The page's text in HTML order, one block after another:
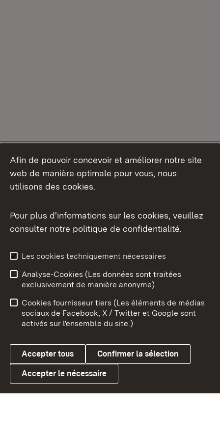
Aperçu des thèmes
Link zum Landesportal
Conseils d'utilisation
Confidentialité
Cookies
Afin de pouvoir concevoir et améliorer notre site
web de manière optimale pour vous, nous
utilisons des cookies.
Pour plus d'informations sur les cookies, veuillez
consulter notre politique de confidentialité.
Les cookies techniquement nécessaires
Analyse-Cookies (Les données sont traitées
exclusivement de manière anonyme).
Cookies fournisseur tiers (Les éléments de médias
sociaux de Facebook, X / Twitter et Google sont
activés sur l'ensemble du site.)
Accepter tous Confirmer la sélection
Accepter le nécessaire